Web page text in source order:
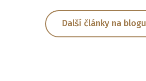
Další články na blogu